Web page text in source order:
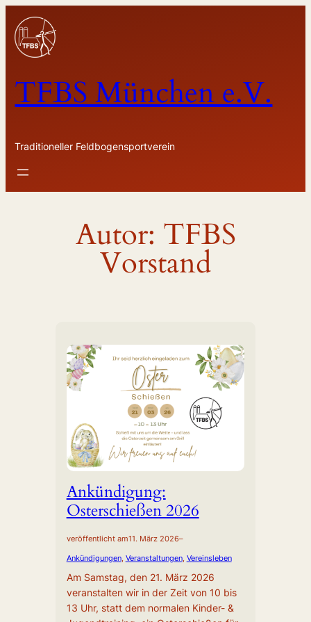
Zum
Inhalt
springen
TFBS München e.V.
Traditioneller Feldbogensportverein
Autor: TFBS
Vorstand
Ankündigung:
Osterschießen 2026
veröffentlicht am11. März 2026–
Ankündigungen, Veranstaltungen, Vereinsleben
Am Samstag, den 21. März 2026
veranstalten wir in der Zeit von 10 bis
13 Uhr, statt dem normalen Kinder- &